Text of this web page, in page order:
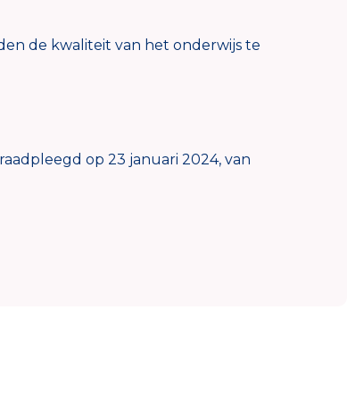
de kwaliteit van het onderwijs te
op 23 januari 2024, van